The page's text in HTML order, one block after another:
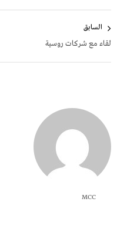
المقالات
السابق
لقاء مع شركات روسية
MCC